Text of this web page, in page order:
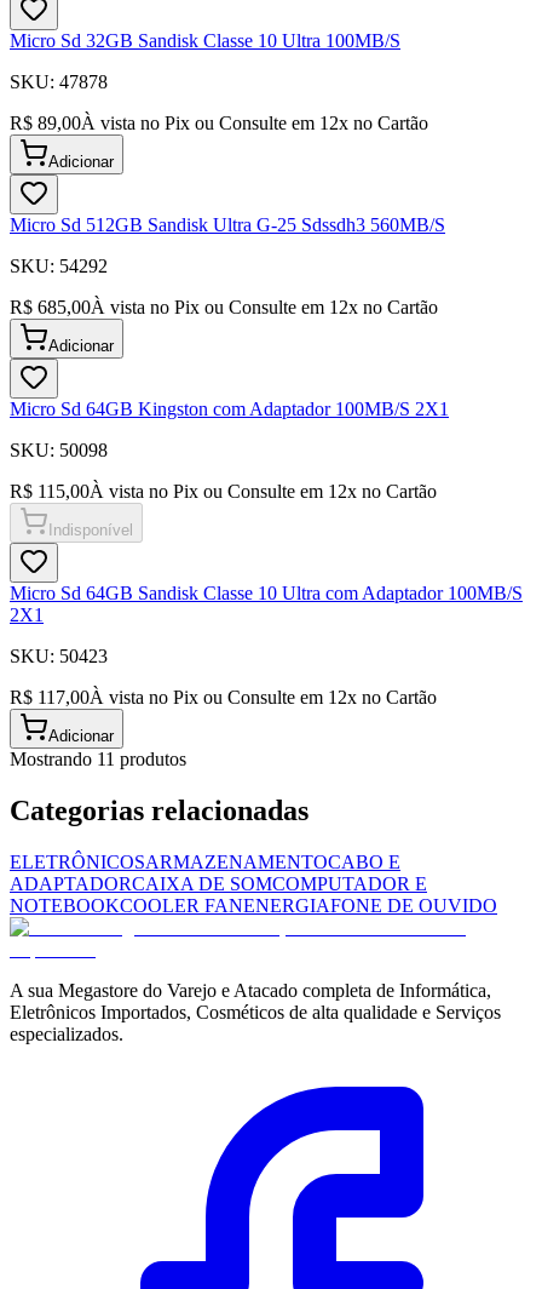
Micro Sd 32GB Sandisk Classe 10 Ultra 100MB/S
SKU: 47878
R$ 89,00À vista no Pix ou Consulte em 12x no Cartão
Adicionar
Micro Sd 512GB Sandisk Ultra G-25 Sdssdh3 560MB/S
SKU: 54292
R$ 685,00À vista no Pix ou Consulte em 12x no Cartão
Adicionar
Micro Sd 64GB Kingston com Adaptador 100MB/S 2X1
SKU: 50098
R$ 115,00À vista no Pix ou Consulte em 12x no Cartão
Indisponível
Micro Sd 64GB Sandisk Classe 10 Ultra com Adaptador 100MB/S
2X1
SKU: 50423
R$ 117,00À vista no Pix ou Consulte em 12x no Cartão
Adicionar
Mostrando 11 produtos
Categorias relacionadas
ELETRÔNICOSARMAZENAMENTOCABO E
ADAPTADORCAIXA DE SOMCOMPUTADOR E
NOTEBOOKCOOLER FANENERGIAFONE DE OUVIDO
A sua Megastore do Varejo e Atacado completa de Informática,
Eletrônicos Importados, Cosméticos de alta qualidade e Serviços
especializados.